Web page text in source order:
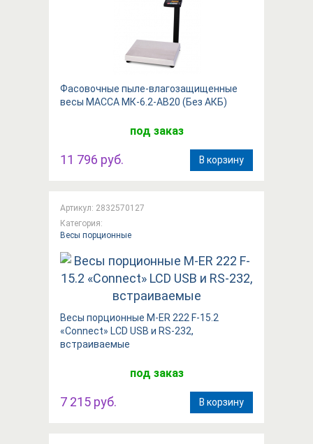
Фасовочные пыле-влагозащищенные
весы МАССА МК-6.2-АВ20 (Без АКБ)
под заказ
11 796 руб. В корзину
Артикул: 2832570127
Категория:
Весы порционные
Весы порционные M-ER 222 F-15.2
«Connect»​​ LCD USB и RS-232,
встраиваемые
под заказ
7 215 руб. В корзину